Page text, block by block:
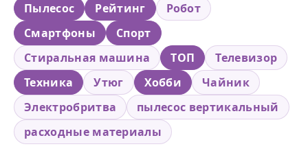
Пылесос
Рейтинг
Робот
Смартфоны
Спорт
Стиральная машина
ТОП
Телевизор
Техника
Утюг Хобби
Чайник
Электробритва
пылесос вертикальный
расходные материалы